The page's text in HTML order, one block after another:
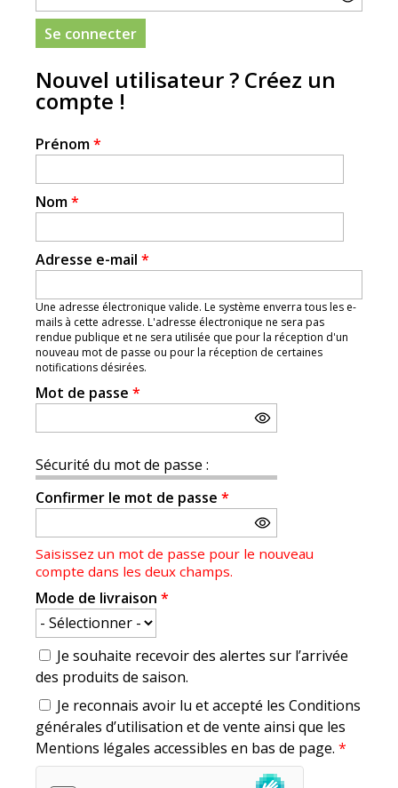
Nouvel utilisateur ? Créez un
compte !
Prénom*
Nom*
Adresse e-mail *
Une adresse électronique valide. Le système enverra tous les e-
mails à cette adresse. L'adresse électronique ne sera pas
rendue publique et ne sera utilisée que pour la réception d'un
nouveau mot de passe ou pour la réception de certaines
notifications désirées.
Mot de passe *
Sécurité du mot de passe :
Confirmer le mot de passe *
Saisissez un mot de passe pour le nouveau
compte dans les deux champs.
Mode de livraison *
Je souhaite recevoir des alertes sur l’arrivée
des produits de saison.
Je reconnais avoir lu et accepté les Conditions
générales d’utilisation et de vente ainsi que les
Mentions légales accessibles en bas de page. *